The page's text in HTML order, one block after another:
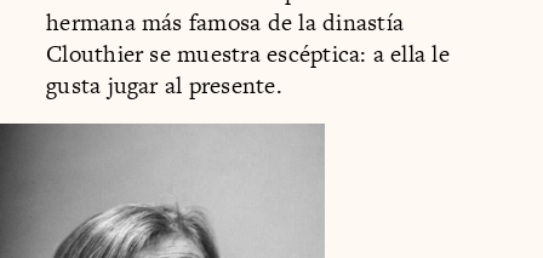
hermana más famosa de la dinastía
Clouthier se muestra escéptica: a ella le
gusta jugar al presente.